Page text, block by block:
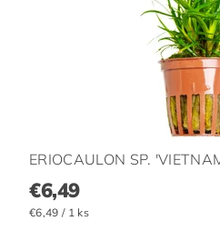
ERIOCAULON SP.
€6,49
€6,49 / 1 ks